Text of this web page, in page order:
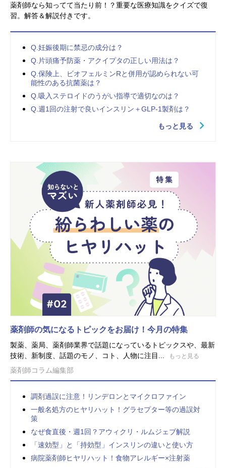
薬剤師なら知ってて当たり前！？重要な医療知識をクイズで復
習。解答＆解説付きです。
Q.妊娠後期に禁忌の成分は？
Q.片頭痛予防薬・アクイプタの正しい用法は？
Q.保険上、ビオフェルミンRと併用が認められない可
能性のある抗菌薬は？
Q.吸入ステロイドのうがい指導で適切なのは？
Q.週1回の注射で良いインスリン＋GLP-1製剤は？
もっと見る
薬剤師の気になるトピックをお届け！今月の特集
製薬、薬局、薬剤師業界で話題になっているトピックスや、最新
技術、新制度、話題のモノ、コト、人物に注目...
もっと見る
薬剤師コラム編集部
調剤過誤に注意！リンデロンとマイクロファイン
一般名処方のヒヤリハット！グラセプター等の過誤対
策
なぜ食直後・週1回？アウィクリ・ルムジェブ解説
「速効型」と「持効型」インスリンの違いと使い方
病院薬剤師ヒヤリハット！食物アレルギー×注射薬